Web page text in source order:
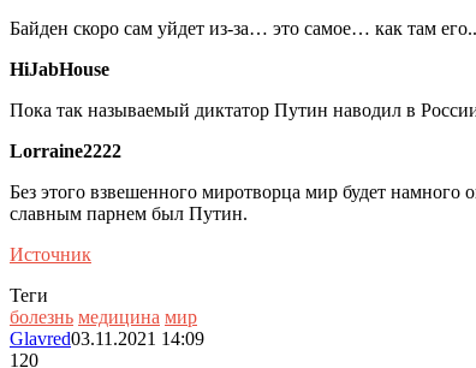
Байден скоро сам уйдет из-за… это самое… как там
HiJabHouse
Пока так называемый диктатор Путин наводил в
Lorraine2222
Без этого взвешенного миротворца мир будет
славным парнем был Путин.
Источник
Теги
болезнь медицина мир
Glavred03.11.2021 14:09
120